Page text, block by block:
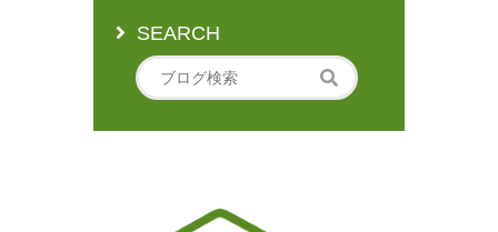
SEARCH